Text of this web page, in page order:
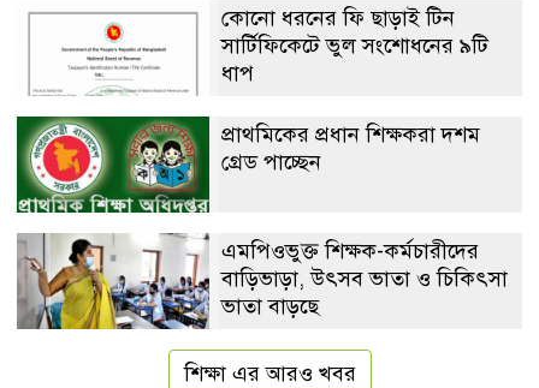
কোনো ধরনের ফি ছাড়াই টিন
সার্টিফিকেটে ভুল সংশোধনের ৯টি
ধাপ
প্রাথমিকের প্রধান শিক্ষকরা দশম
গ্রেড পাচ্ছেন
এমপিওভুক্ত শিক্ষক-কর্মচারীদের
বাড়িভাড়া, উৎসব ভাতা ও চিকিৎসা
ভাতা বাড়ছে
শিক্ষা এর আরও খবর